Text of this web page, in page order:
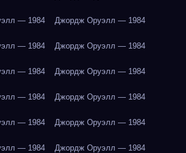
— 1984 Джордж Оруэлл — 1984
— 1984 Джордж Оруэлл — 1984
— 1984 Джордж Оруэлл — 1984
— 1984 Джордж Оруэлл — 1984
— 1984 Джордж Оруэлл — 1984
— 1984 Джордж Оруэлл — 1984